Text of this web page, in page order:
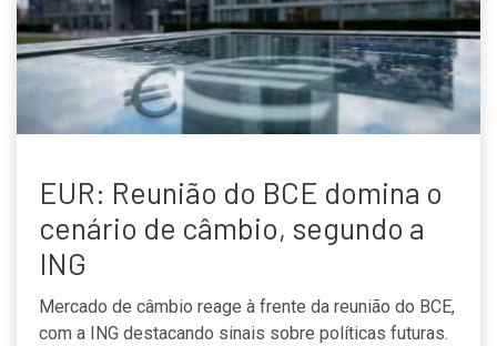
EUR: Reunião do BCE domina o
cenário de câmbio, segundo a
ING
Mercado de câmbio reage à frente da reunião do BCE,
com a ING destacando sinais sobre políticas futuras.